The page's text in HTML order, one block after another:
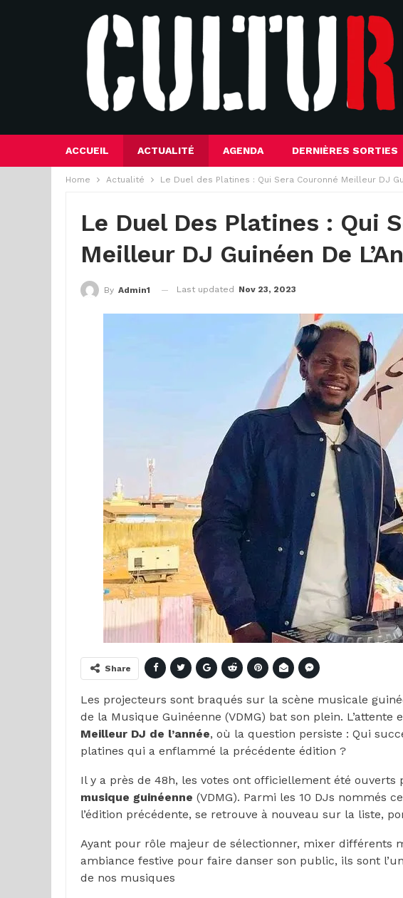
ACCUEIL ACTUALITÉ AGENDA DERNIÈRES SORTIES
Home Actualité Le Duel des Platines : Qui Sera Couronné Meilleur DJ
Le Duel Des Platines : Qui
Meilleur DJ Guinéen De
By Admin1 Last updated Nov 23, 2023
Share
Les projecteurs sont braqués sur la scène musicale
de la Musique Guinéenne (VDMG) bat son plein.
Meilleur DJ de l’année, où la question persiste : Qui
platines qui a enflammé la précédente édition ?
Il y a près de 48h, les votes ont officiellement été ouverts
musique guinéenne (VDMG). Parmi les 10 DJs nommés
l’édition précédente, se retrouve à nouveau sur la liste,
Ayant pour rôle majeur de sélectionner, mixer différents
ambiance festive pour faire danser son public, ils sont
de nos musiques